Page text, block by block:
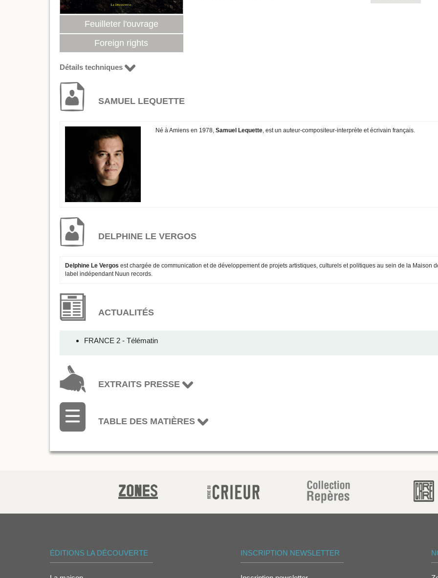
Feuilleter l'ouvrage
Foreign rights
Détails techniques
SAMUEL LEQUETTE
Né à Amiens en 1978, Samuel Lequette, est un auteur-compositeur-interprète et écrivain français.
DELPHINE LE VERGOS
Delphine Le Vergos est chargée de communication et de développement de projets artistiques, culturels et politiques au sein de la Maison
label indépendant Nuun records.
ACTUALITÉS
FRANCE 2 - Télématin
EXTRAITS PRESSE
TABLE DES MATIÈRES
ÉDITIONS LA DÉCOUVERTE INSCRIPTION NEWSLETTER